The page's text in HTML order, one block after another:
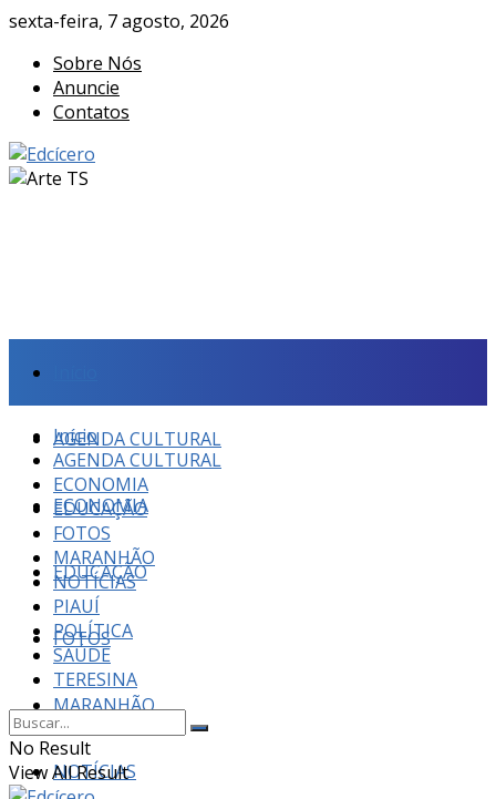
sexta-feira, 7 agosto, 2026
Sobre Nós
Anuncie
Contatos
AGENDA CULTURAL
ECONOMIA
EDUCAÇÃO
FOTOS
MARANHÃO
NOTÍCIAS
Início
AGENDA CULTURAL
ECONOMIA
EDUCAÇÃO
FOTOS
MARANHÃO
NOTÍCIAS
PIAUÍ
POLÍTICA
SAÚDE
TERESINA
No Result
View All Result